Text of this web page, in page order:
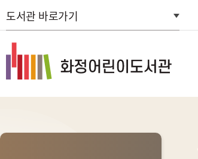
도서관 바로가기